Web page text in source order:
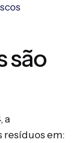
são
a
resíduos em: